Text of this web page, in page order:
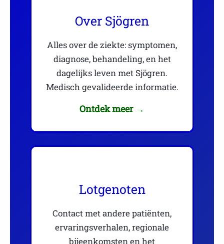
Over Sjögren
Alles over de ziekte: symptomen,
diagnose, behandeling, en het
dagelijks leven met Sjögren.
Medisch gevalideerde informatie.
Ontdek meer →
Lotgenoten
Contact met andere patiënten,
ervaringsverhalen, regionale
bijeenkomsten en het